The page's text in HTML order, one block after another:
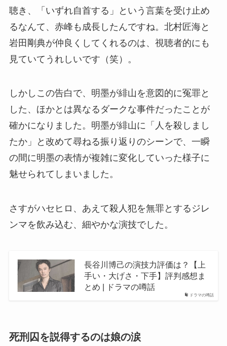
聴き、「いずれ自首する」という言葉を受け止め
るなんて、赤峰も成長したんですね。北村匠海と
岩田剛典が仲良くしてくれるのは、視聴者的にも
見ていてうれしいです（笑）。
しかしこの告白で、明墨が緋山を意図的に冤罪と
した、ほかとは異なるダークな事件だったことが
確かになりました。明墨が緋山に「人を殺しまし
たか」と改めて尋ねる振り返りのシーンで、一瞬
の間に明墨の表情が複雑に変化していった様子に
魅せられてしまいました。
さすがハセヒロ、あえて殺人犯を無罪とするジレ
ンマを飲み込む、細やかな演技でした。
ドラマの噂話
長谷川博己の演技力評価は？【上
手い・大げさ・下手】評判感想ま
とめ | ドラマの噂話
死刑囚を説得するのは娘の涙